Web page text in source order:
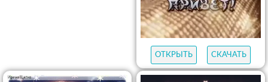
ОТКРЫТЬ СКАЧАТЬ